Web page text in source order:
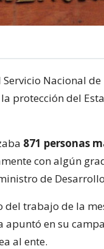
Nacional de
protección del
871 personas
con algún
de
del trabajo de la
apuntó en su
al ente.